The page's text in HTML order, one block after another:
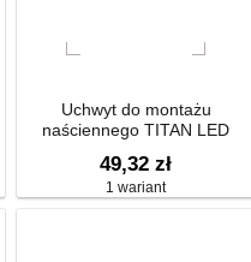
Uchwyt do montażu
naściennego TITAN LED
49,32 zł
1 wariant